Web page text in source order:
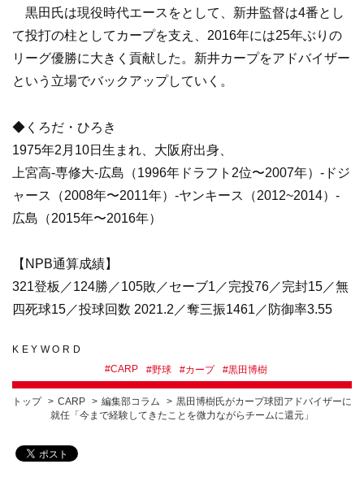
黒田氏は現役時代エースをとして、新井監督は4番とし
て投打の柱としてカープを支え、2016年には25年ぶりの
リーグ優勝に大きく貢献した。新井カープをアドバイザー
という立場でバックアップしていく。
◆くろだ・ひろき
1975年2月10日生まれ、大阪府出身、
上宮高-専修大-広島（1996年ドラフト2位〜2007年）-ドジ
ャース（2008年〜2011年）-ヤンキース（2012~2014）-
広島（2015年〜2016年）
【NPB通算成績】
321登板／124勝／105敗／セーブ1／完投76／完封15／無
四死球15／投球回数 2021.2／奪三振1461／防御率3.55
KEYWORD
#CARP #野球 #カープ #黒田博樹
トップ CARP 編集部コラム
黒田博樹氏がカープ球団アドバイザーに
就任「今まで経験してきたことを微力ながらチームに還元」